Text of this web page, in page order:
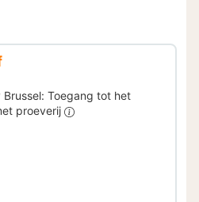
Toegang tot het
proeverij